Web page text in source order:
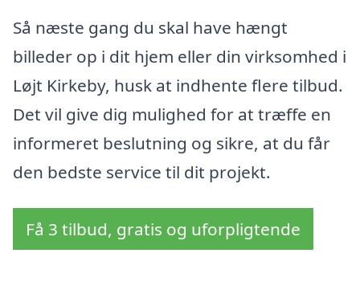
Så næste gang du skal have hængt
billeder op i dit hjem eller din virksomhed i
Løjt Kirkeby, husk at indhente flere tilbud.
Det vil give dig mulighed for at træffe en
informeret beslutning og sikre, at du får
den bedste service til dit projekt.
Få 3 tilbud, gratis og uforpligtende